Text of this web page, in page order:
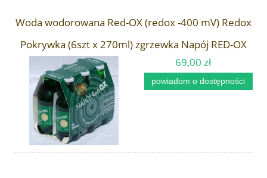
Woda wodorowana Red-OX (redox -400 mV) Redox
Pokrywka (6szt x 270ml) zgrzewka Napój RED-OX
69,00 zł
powiadom o dostępności